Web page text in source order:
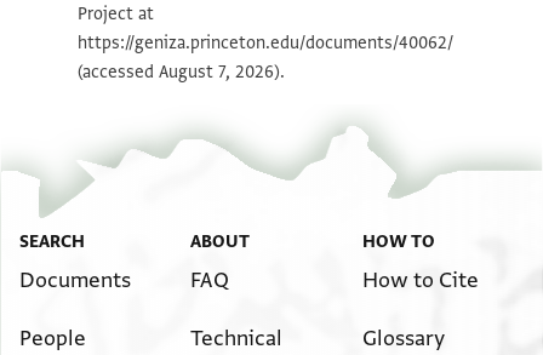
בעמאמתין סקיליה שראהא סתה
דנאניר ורבע מנד יב סנה ונחוהא
לא היו דברים מעולם מא עאמלתה
יום קט ומא דהוא קדמנא כתבנא
שלמה ביר נתן החבר זל
ישועה בר יכין ננ
Image Permissions Statement
Project at
https://geniza.princeton.edu/documents/40062/
(accessed August 7, 2026).
SEARCH
Documents
People
ABOUT
FAQ
Technical
HOW TO
How to Cite
Glossary